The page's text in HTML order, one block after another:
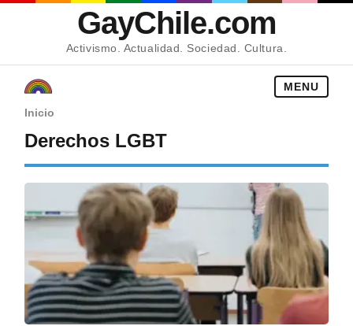
GayChile.com
Activismo. Actualidad. Sociedad. Cultura.
MENU
Inicio
Derechos LGBT